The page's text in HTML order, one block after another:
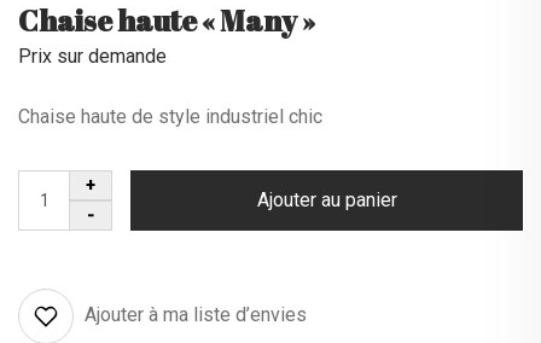
Chaise haute « Many »
Prix sur demande
Chaise haute de style industriel chic
Ajouter au panier
Ajouter à ma liste d’envies